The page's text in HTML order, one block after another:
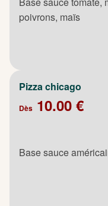
poivrons, maïs
Pizza chicago
Dès 10.00 €
Base sauce